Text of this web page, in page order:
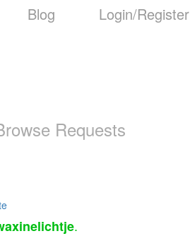
Blog Login/Register
Requests
.